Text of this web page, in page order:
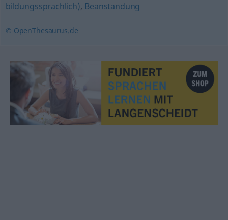
bildungssprachlich), Beanstandung
© OpenThesaurus.de